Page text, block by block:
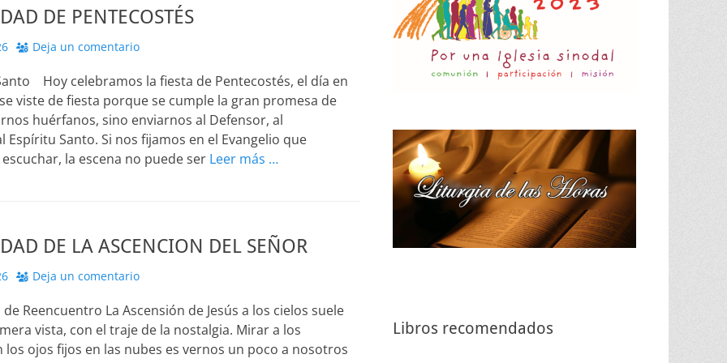
DE PENTECOSTÉS
Deja un comentario
Hoy celebramos la fiesta de Pentecostés, el día en
viste de fiesta porque se cumple la gran promesa de
huérfanos, sino enviarnos al Defensor, al
Espíritu Santo. Si nos fijamos en el Evangelio que
la escena no puede ser Leer más …
DE LA ASCENCION DEL SEÑOR
Deja un comentario
Reencuentro La Ascensión de Jesús a los cielos suele
vista, con el traje de la nostalgia. Mirar a los
los ojos fijos en las nubes es vernos un poco a nosotros
Libros recomendados